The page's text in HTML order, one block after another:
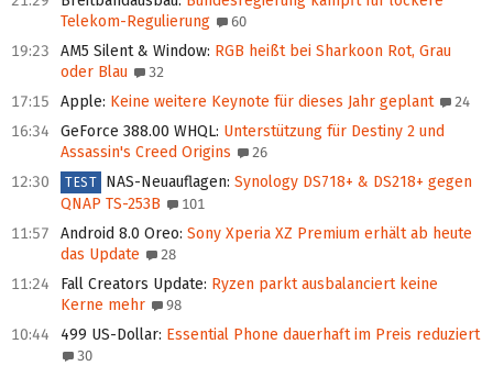
Telekom-Regulierung
60
19:23 AM5 Silent & Window: RGB heißt bei Sharkoon Rot, Grau
oder Blau
32
17:15 Apple: Keine weitere Keynote für dieses Jahr geplant 24
16:34 GeForce 388.00 WHQL: Unterstützung für Destiny 2 und
Assassin's Creed Origins
26
12:30 TEST NAS-Neuauflagen: Synology DS718+ & DS218+ gegen
QNAP TS‑253B
101
11:57 Android 8.0 Oreo: Sony Xperia XZ Premium erhält ab heute
das Update
28
11:24 Fall Creators Update: Ryzen parkt ausbalanciert keine
Kerne mehr
98
10:44 499 US-Dollar: Essential Phone dauerhaft im Preis reduziert
30